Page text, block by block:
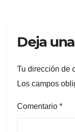
Deja
Tu dirección de
Los campos
Comentario *